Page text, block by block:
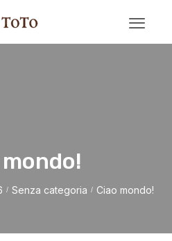
/ Senza categoria / Ciao mondo!